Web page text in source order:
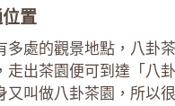
置
多處的觀景地點，八卦
走出茶園便可到達「八
又叫做八卦茶園，所以